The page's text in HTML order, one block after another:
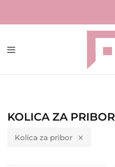
FAME
Profesionalna
KOLICA ZA PRIBOR
Kolica za pribor